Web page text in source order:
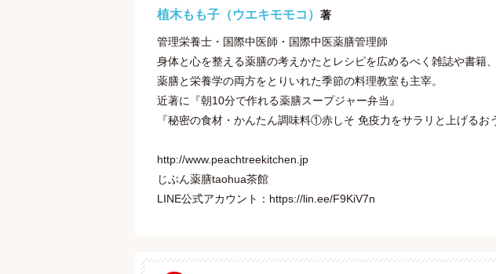
植木もも子（ウエキモモコ） 著
管理栄養士・国際中医師・国際中医薬膳管理師
身体と心を整える薬膳の考えかたとレシピを広めるべく雑誌や書籍
薬膳と栄養学の両方をとりいれた季節の料理教室も主宰。
近著に『朝10分で作れる薬膳スープジャー弁当』
『秘密の食材・かんたん調味料①赤しそ 免疫力をサラリと上げるお
http://www.peachtreekitchen.jp
じぶん薬膳taohua茶館
LINE公式アカウント：https://lin.ee/F9KiV7n